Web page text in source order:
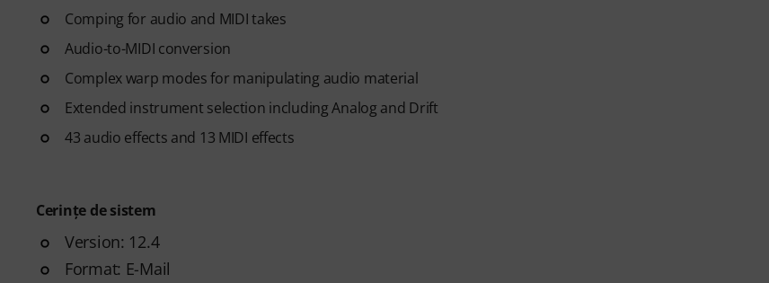
Comping for audio and MIDI takes
Audio-to-MIDI conversion
Complex warp modes for manipulating audio material
Extended instrument selection including Analog and Drift
43 audio effects and 13 MIDI effects
Cerințe de sistem
Version: 12.4
Format: E-Mail